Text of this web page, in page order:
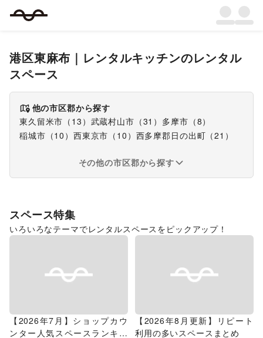
港区東麻布 ｜ レンタルキッチンのレンタル
スペース
他の市区郡から探す
東久留米市 （ 13 ） 武蔵村山市 （31 ） 多摩市 （8）
稲城市 （10 ） 西東京市 （ 10 ） 西多摩郡日の出町 （21 ）
その他の市区郡から探す
スペース特集
いろいろなテーマでレンタルスペースをピックアップ！
【2026年7月】ショップカウ
ンター人気スペースランキン
【2026年8月更新】リピート
利用の多いスペースまとめ